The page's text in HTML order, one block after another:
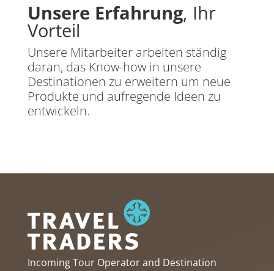
Unsere Erfahrung, Ihr
Vorteil
Unsere Mitarbeiter arbeiten ständig
daran, das Know-how in unsere
Destinationen zu erweitern um neue
Produkte und aufregende Ideen zu
entwickeln.
Incoming Tour Operator and Destination